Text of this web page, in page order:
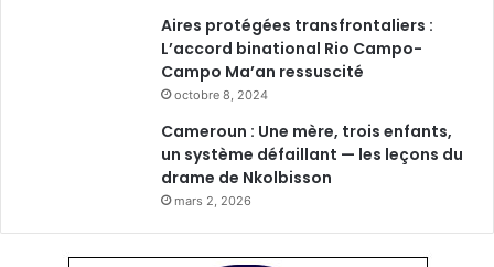
Aires protégées transfrontaliers :
L’accord binational Rio Campo-
Campo Ma’an ressuscité
octobre 8, 2024
Cameroun : Une mère, trois enfants,
un système défaillant — les leçons du
drame de Nkolbisson
mars 2, 2026